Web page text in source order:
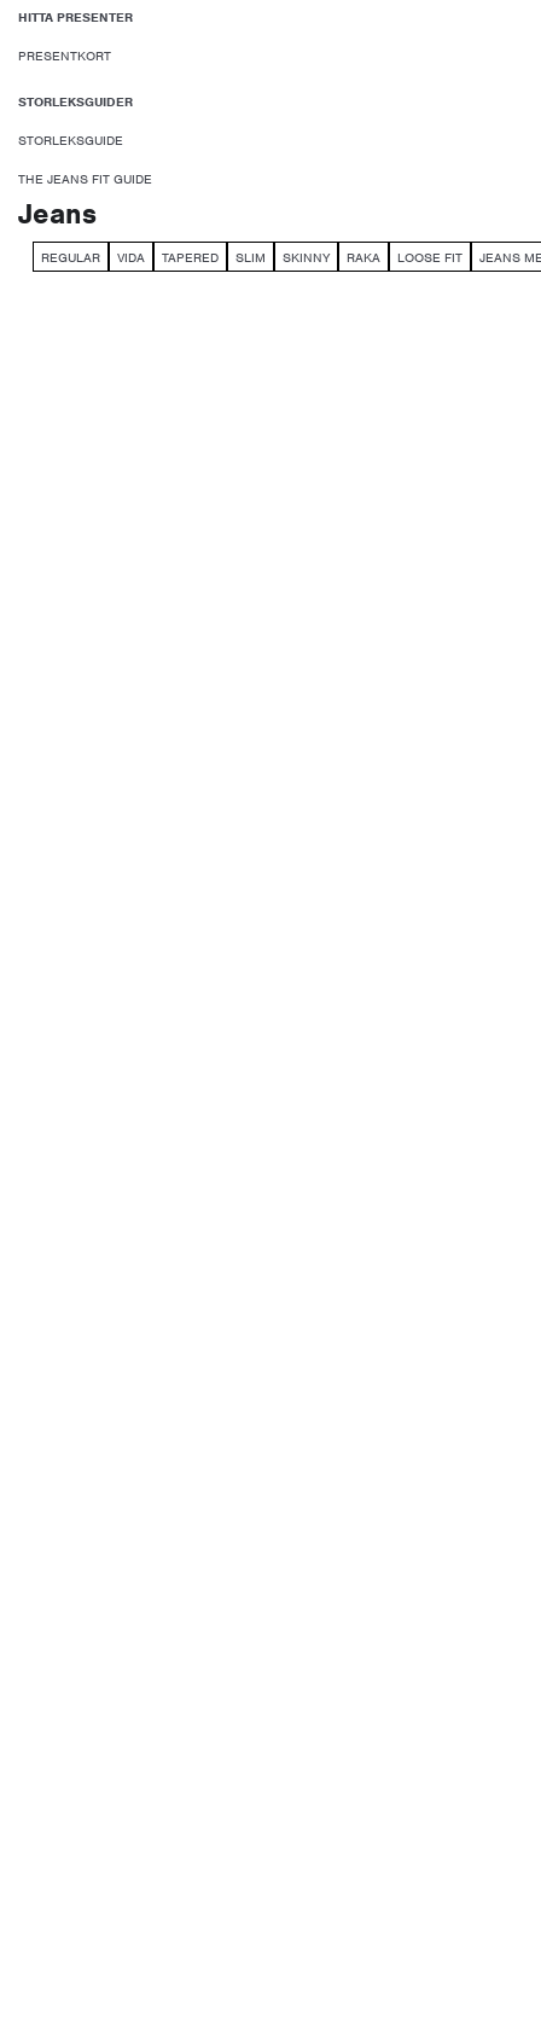
HITTA PRESENTER
PRESENTKORT
STORLEKSGUIDER
STORLEKSGUIDE
THE JEANS FIT GUIDE
Jeans
REGULAR VIDA TAPERED SLIM SKINNY RAKA LOOSE FIT JEANS